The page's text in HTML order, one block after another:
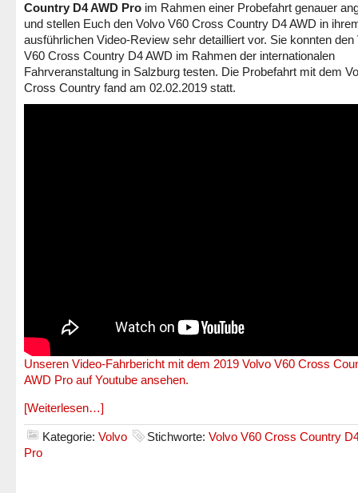
Country D4 AWD Pro im Rahmen einer Probefahrt genauer
und stellen Euch den Volvo V60 Cross Country D4 AWD in
ausführlichen Video-Review sehr detailliert vor. Sie konnten den
V60 Cross Country D4 AWD im Rahmen der internationalen
Fahrveranstaltung in Salzburg testen. Die Probefahrt mit dem
Cross Country fand am 02.02.2019 statt.
Unseren Video-Fahrbericht mit dem 2019 Volvo V60 Cross
AWD Pro auf Youtube ansehen.
[Weiterlesen…]
Kategorie: Volvo Stichworte: Volvo V60 Cross Country
Pro